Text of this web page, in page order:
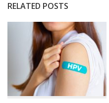
RELATED POSTS